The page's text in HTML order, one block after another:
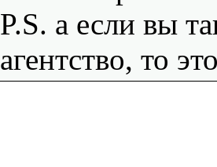
P.S. а если вы
агентство, то